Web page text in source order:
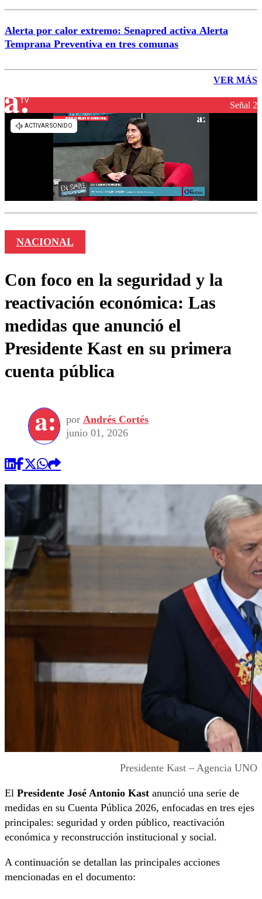
Alerta por calor extremo: Senapred activa Alerta
Temprana Preventiva en tres comunas
VER MÁS
Señal 2
NACIONAL
Con foco en la seguridad y la
reactivación económica: Las
medidas que anunció el
Presidente Kast en su primera
cuenta pública
por Andrés Cortés
junio 01, 2026
Presidente Kast – Agencia UNO
El Presidente José Antonio Kast anunció una serie de
medidas en su Cuenta Pública 2026, enfocadas en tres ejes
principales: seguridad y orden público, reactivación
económica y reconstrucción institucional y social.
A continuación se detallan las principales acciones
mencionadas en el documento: